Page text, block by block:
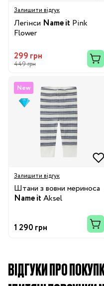
Залишити відгук
Легінси Name it Pink
Flower
299 грн
449 грн
New
Залишити відгук
Штани з вовни мериноса
Name it Aksel
1 290 грн
ВІДГУКИ ПРО